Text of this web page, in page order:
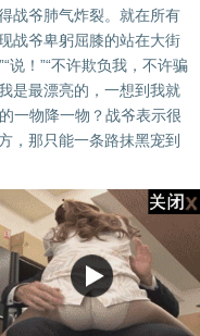
战爷肺气炸裂。就在所有
战爷卑躬屈膝的站在大街
说！”“不许欺负我，不许骗
是最漂亮的，一想到我就
一物降一物？战爷表示很
，那只能一条路抹黑宠到